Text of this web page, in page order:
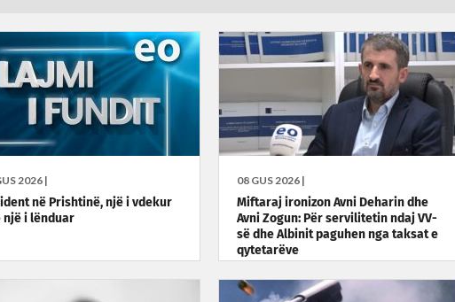
2026 |
në Prishtinë, një i vdekur
një i lënduar
08 GUS 2026 |
Miftaraj ironizon Avni Deharin dhe
Avni Zogun: Për servilitetin ndaj VV-
së dhe Albinit paguhen nga taksat e
qytetarëve